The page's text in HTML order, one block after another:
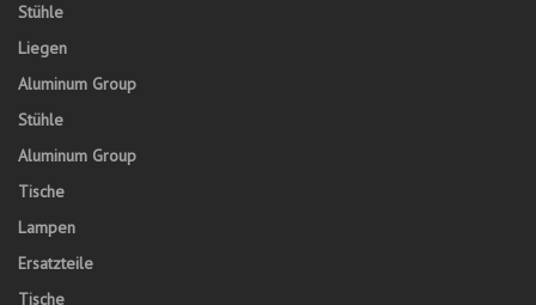
Stühle
Liegen
Aluminum Group
Stühle
Aluminum Group
Tische
Lampen
Ersatzteile
Tische